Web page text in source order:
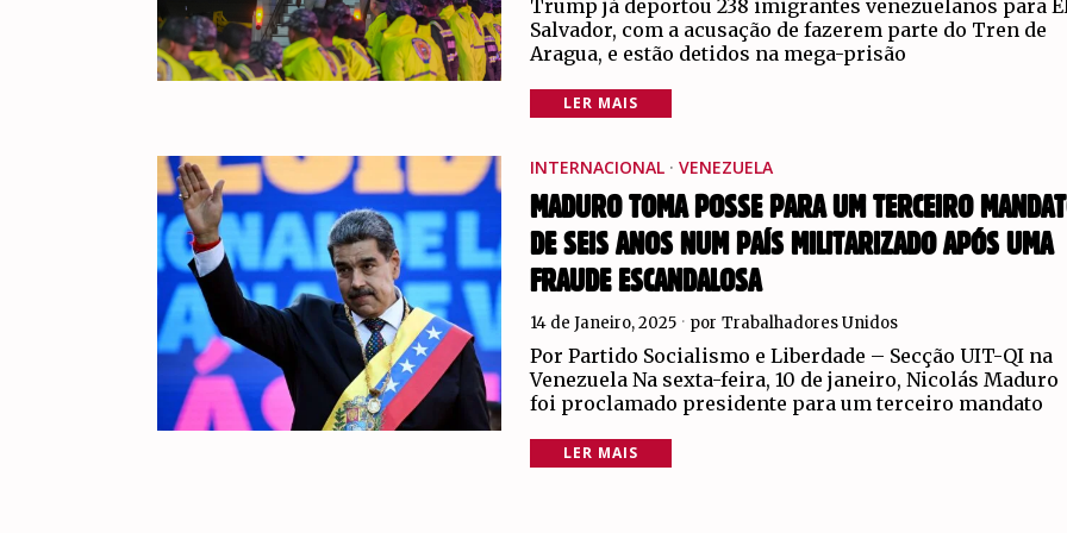
Trump já deportou 238 imigrantes venezuelanos para
Salvador, com a acusação de fazerem parte do Tren de
Aragua, e estão detidos na mega-prisão
LER MAIS
INTERNACIONAL · VENEZUELA
MADURO TOMA POSSE PARA UM TERCEIRO
DE SEIS ANOS NUM PAÍS MILITARIZADO APÓS UMA
FRAUDE ESCANDALOSA
14 de Janeiro, 2025 por Trabalhadores Unidos
Por Partido Socialismo e Liberdade – Secção UIT-QI na
Venezuela Na sexta-feira, 10 de janeiro, Nicolás Maduro
foi proclamado presidente para um terceiro mandato
LER MAIS